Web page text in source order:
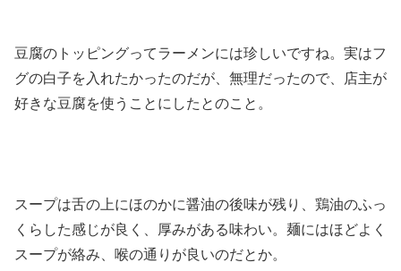
豆腐のトッピングってラーメンには珍しいですね。実はフ
グの白子を入れたかったのだが、無理だったので、店主が
好きな豆腐を使うことにしたとのこと。
スープは舌の上にほのかに醤油の後味が残り、鶏油のふっ
くらした感じが良く、厚みがある味わい。麺にはほどよく
スープが絡み、喉の通りが良いのだとか。